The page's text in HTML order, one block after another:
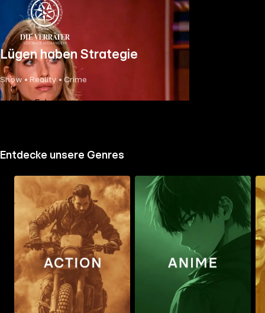
Lügen haben Strategie
Show • Reality • Crime
Neue Folge
Entdecke unsere Genres